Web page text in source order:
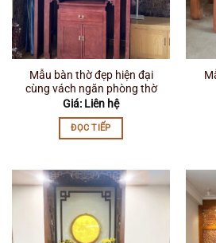
Mẫu bàn thờ đẹp hiện đại
cùng vách ngăn phòng thờ
Giá: Liên hệ
ĐỌC TIẾP